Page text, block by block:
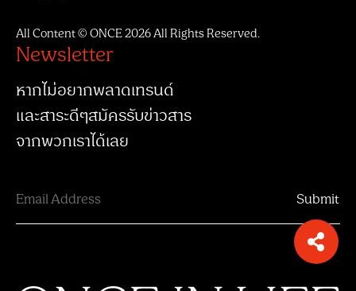
All Content © ONCE 2026 All Rights Reserved.
Newsletter
หากไม่อยากพลาดเทรนด์
และสาระดีๆสมัครรับข่าวสาร
จากพวกเราได้เลย